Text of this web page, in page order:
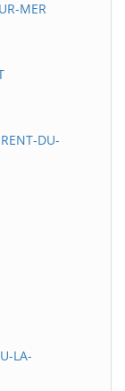
MER
DU-
LA-